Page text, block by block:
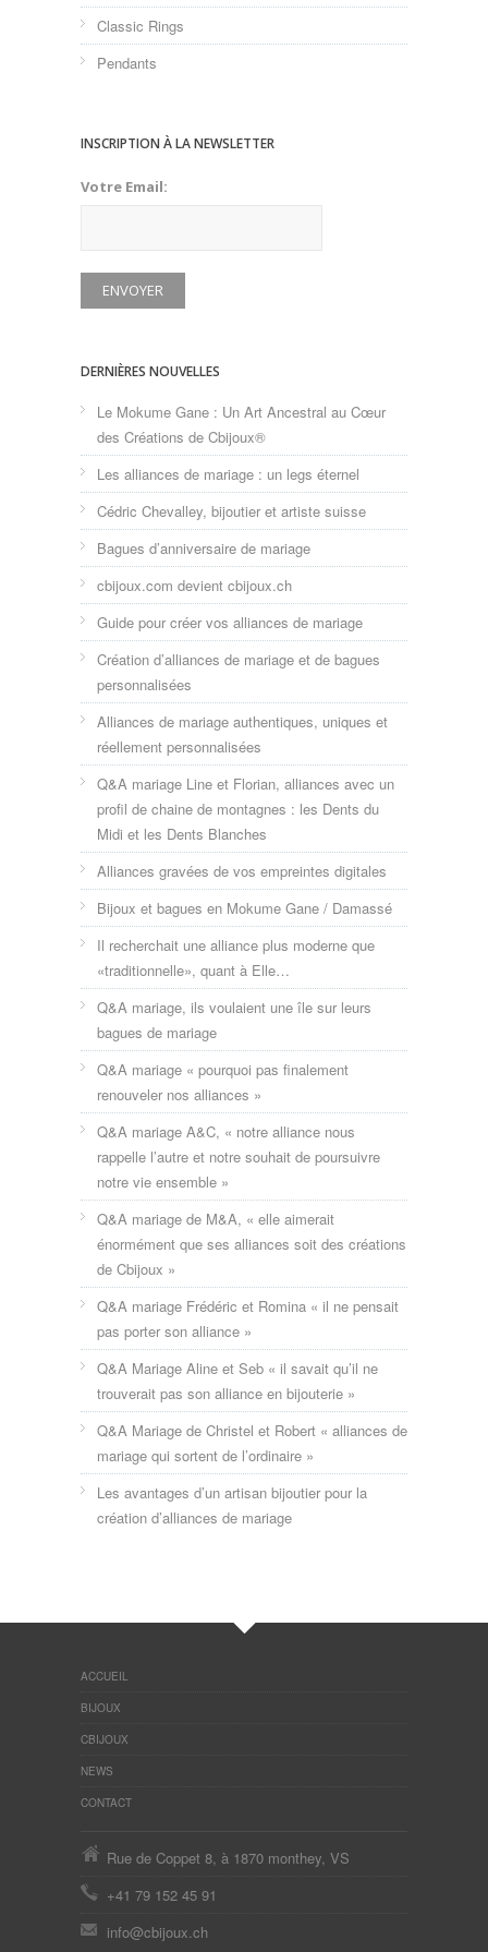
Classic Rings
Pendants
INSCRIPTION À LA NEWSLETTER
Votre Email:
DERNIÈRES NOUVELLES
Le Mokume Gane : Un Art Ancestral au Cœur
des Créations de Cbijoux®
Les alliances de mariage : un legs éternel
Cédric Chevalley, bijoutier et artiste suisse
Bagues d’anniversaire de mariage
cbijoux.com devient cbijoux.ch
Guide pour créer vos alliances de mariage
Création d’alliances de mariage et de bagues
personnalisées
Alliances de mariage authentiques, uniques et
réellement personnalisées
Q&A mariage Line et Florian, alliances avec un
profil de chaine de montagnes : les Dents du
Midi et les Dents Blanches
Alliances gravées de vos empreintes digitales
Bijoux et bagues en Mokume Gane / Damassé
Il recherchait une alliance plus moderne que
«traditionnelle», quant à Elle…
Q&A mariage, ils voulaient une île sur leurs
bagues de mariage
Q&A mariage « pourquoi pas finalement
renouveler nos alliances »
Q&A mariage A&C, « notre alliance nous
rappelle l’autre et notre souhait de poursuivre
notre vie ensemble »
Q&A mariage de M&A, « elle aimerait
énormément que ses alliances soit des créations
de Cbijoux »
Q&A mariage Frédéric et Romina « il ne pensait
pas porter son alliance »
Q&A Mariage Aline et Seb « il savait qu’il ne
trouverait pas son alliance en bijouterie »
Q&A Mariage de Christel et Robert « alliances de
mariage qui sortent de l’ordinaire »
Les avantages d’un artisan bijoutier pour la
création d’alliances de mariage
ACCUEIL
BIJOUX
CBIJOUX
NEWS
CONTACT
Rue de Coppet 8, à 1870 monthey, VS
+41 79 152 45 91
info@cbijoux.ch